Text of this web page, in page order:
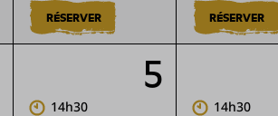
RÉSERVER RÉSERVER
5
14h30 14h30